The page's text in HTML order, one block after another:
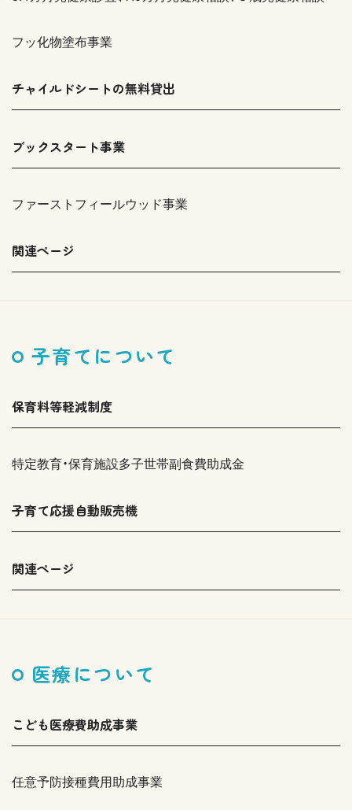
フッ化物塗布事業
チャイルドシートの無料貸出
ブックスタート事業
ファーストフィールウッド事業
関連ページ
子育てについて
保育料等軽減制度
特定教育・保育施設多子世帯副食費助成金
子育て応援自動販売機
関連ページ
医療について
こども医療費助成事業
任意予防接種費用助成事業